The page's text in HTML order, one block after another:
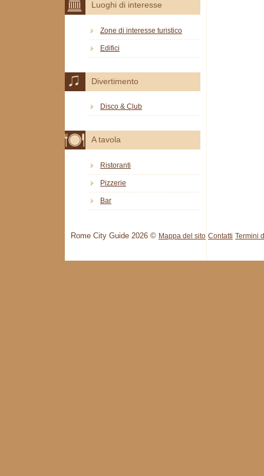
Luoghi di interesse
Zone di interesse turistico
Edifici
Divertimento
Disco & Club
A tavola
Ristoranti
Pizzerie
Bar
Rome City Guide 2026 © Mappa del sito Contatti Termini